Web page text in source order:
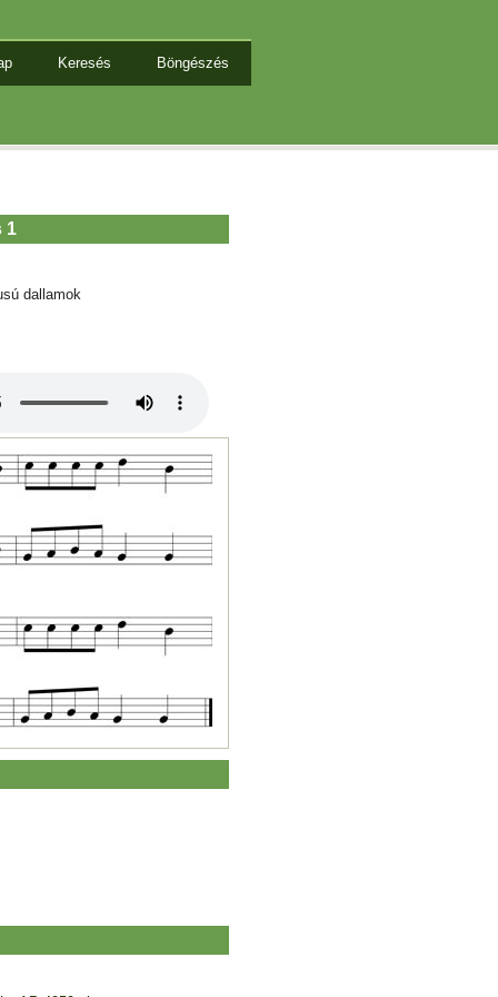
Keresés Böngészés
1
dallamok